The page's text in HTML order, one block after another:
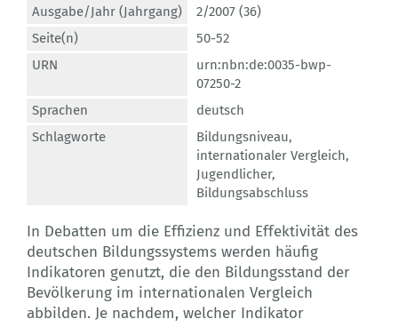
Ausgabe/Jahr (Jahrgang)
2/2007 (36)
Seite(n)
50-52
URN
urn:nbn:de:0035-bwp-
07250-2
Sprachen
deutsch
Schlagworte
Bildungsniveau,
internationaler Vergleich,
Jugendlicher,
Bildungsabschluss
In Debatten um die Effizienz und Effektivität des
deutschen Bildungssystems werden häufig
Indikatoren genutzt, die den Bildungsstand der
Bevölkerung im internationalen Vergleich
abbilden. Je nachdem, welcher Indikator